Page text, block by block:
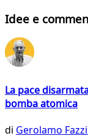
Idee e
La pace
bomba atomica
di Gerolamo